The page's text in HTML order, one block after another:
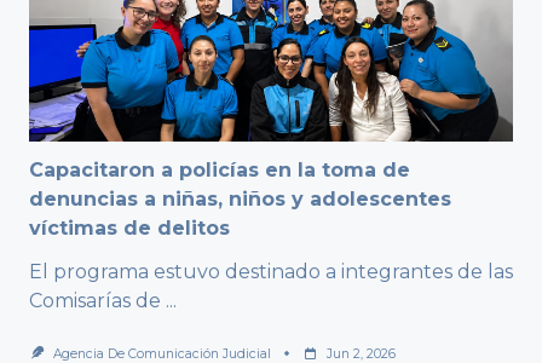
Capacitaron a policías en la toma de
denuncias a niñas, niños y adolescentes
víctimas de delitos
El programa estuvo destinado a integrantes de las
Comisarías de ...
Agencia De Comunicación Judicial Jun 2, 2026